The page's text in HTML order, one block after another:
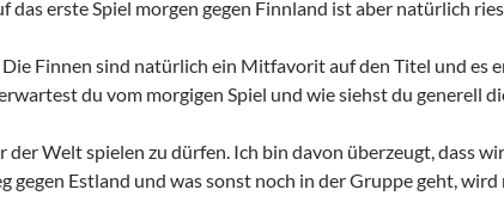
erste Spiel morgen gegen Finnland ist aber natürlich
Finnen sind natürlich ein Mitfavorit auf den Titel und es
du vom morgigen Spiel und wie siehst du generell
der Welt spielen zu dürfen. Ich bin davon überzeugt, dass
Estland und was sonst noch in der Gruppe geht, wird